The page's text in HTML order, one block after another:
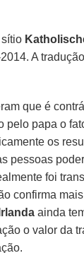
A
que é
pelo papa o
os
pessoas
foi
confirma
Irlanda ainda
o valor da